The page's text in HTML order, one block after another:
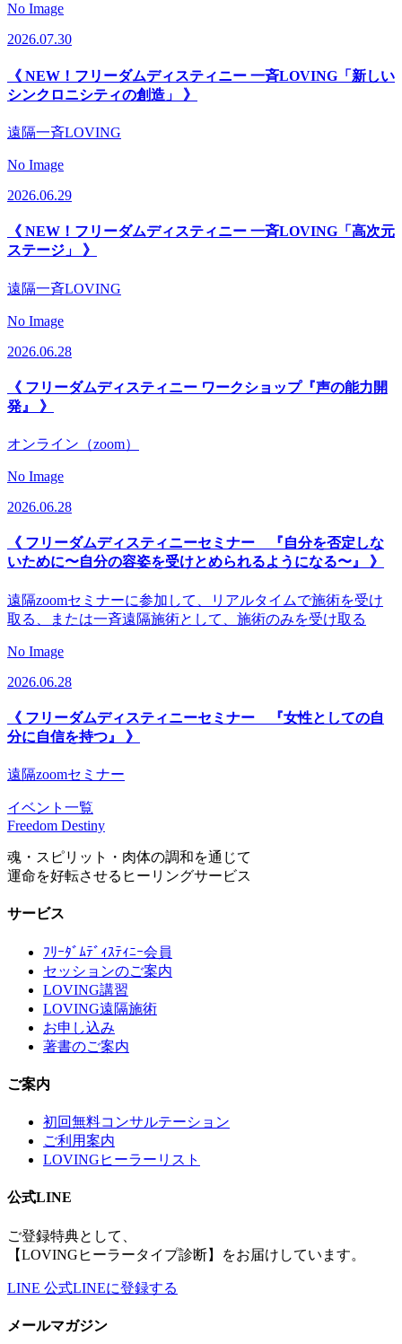
No Image
2026.07.30
《 NEW！フリーダムディスティニー 一斉LOVING「新しい
シンクロニシティの創造」 》
遠隔一斉LOVING
No Image
2026.06.29
《 NEW！フリーダムディスティニー 一斉LOVING「高次元
ステージ」 》
遠隔一斉LOVING
No Image
2026.06.28
《 フリーダムディスティニー ワークショップ『声の能力開
発』 》
オンライン（zoom）
No Image
2026.06.28
《 フリーダムディスティニーセミナー 『自分を否定しな
いために〜自分の容姿を受けとめられるようになる〜』 》
遠隔zoomセミナーに参加して、リアルタイムで施術を受け
取る、または一斉遠隔施術として、施術のみを受け取る
No Image
2026.06.28
《 フリーダムディスティニーセミナー 『女性としての自
分に自信を持つ』 》
遠隔zoomセミナー
イベント一覧
Freedom Destiny
魂・スピリット・肉体の調和を通じて
運命を好転させるヒーリングサービス
サービス
ﾌﾘｰﾀﾞﾑﾃﾞｨｽﾃｨﾆｰ会員
セッションのご案内
LOVING講習
LOVING遠隔施術
お申し込み
著書のご案内
ご案内
初回無料コンサルテーション
ご利用案内
LOVINGヒーラーリスト
公式LINE
ご登録特典として、
【LOVINGヒーラータイプ診断】をお届けしています。
LINE 公式LINEに登録する
メールマガジン